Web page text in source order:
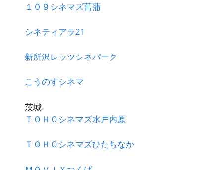
１０９シネマズ菖蒲
シネティアラ21
新所沢レッツシネパーク
こうのすシネマ
茨城
ＴＯＨＯシネマズ水戸内原
ＴＯＨＯシネマズひたちなか